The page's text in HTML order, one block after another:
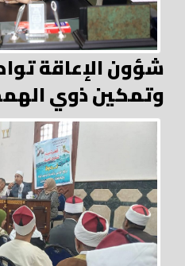
شؤون الإعاقة
وتمكين ذوي